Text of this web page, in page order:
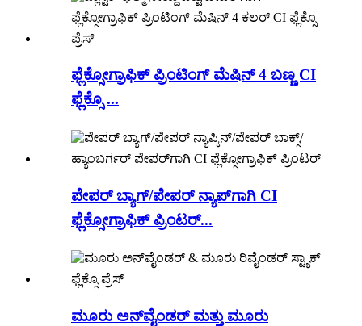
ಫ್ಲೆಕ್ಸೋಗ್ರಾಫಿಕ್ ಪ್ರಿಂಟಿಂಗ್ ಮೆಷಿನ್ 4 ಬಣ್ಣ CI
ಫ್ಲೆಕ್ಸೊ ...
ಪೇಪರ್ ಬ್ಯಾಗ್/ಪೇಪರ್ ನ್ಯಾಪ್‌ಗಾಗಿ CI
ಫ್ಲೆಕ್ಸೋಗ್ರಾಫಿಕ್ ಪ್ರಿಂಟರ್...
ಮೂರು ಅನ್‌ವೈಂಡರ್ ಮತ್ತು ಮೂರು